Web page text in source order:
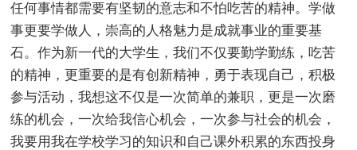
任何事情都需要有坚韧的意志和不怕吃苦的精神。学做
事更要学做人，崇高的人格魅力是成就事业的重要基
石。作为新一代的大学生，我们不仅要勤学勤练，吃苦
的精神，更重要的是有创新精神，勇于表现自己，积极
参与活动，我想这不仅是一次简单的兼职，更是一次磨
练的机会，一次给我信心机会，一次参与社会的机会，
我要用我在学校学习的知识和自己课外积累的东西投身